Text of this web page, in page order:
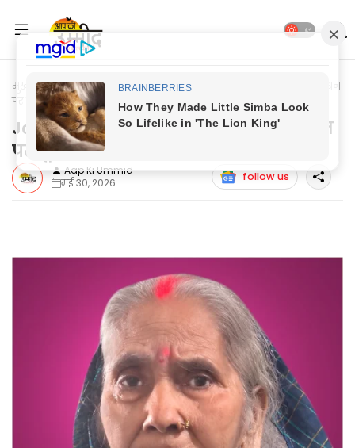
मुख्यपृष्ठ Jaunpur News
Jaunpur News: पत्रकार की चाची के निधन
पर पूर्व मंत्री ने जताया शोक
Jaunpur News: पत्रकार की चाची के निधन
पर पूर्व मंत्री ने जताया शोक
Aap Ki Ummid
मई 30, 2026
follow us